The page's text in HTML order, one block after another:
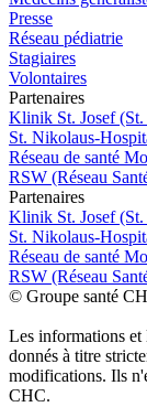
Presse
Réseau pédiatrie
Stagiaires
Volontaires
Partenaires
Klinik St. Josef
St. Nikolaus-
Réseau de santé
RSW (Réseau
Partenaires
Klinik St. Josef
St. Nikolaus-
Réseau de santé
RSW (Réseau
© Groupe santé
Les informations
donnés à titre
modifications. Ils
CHC.